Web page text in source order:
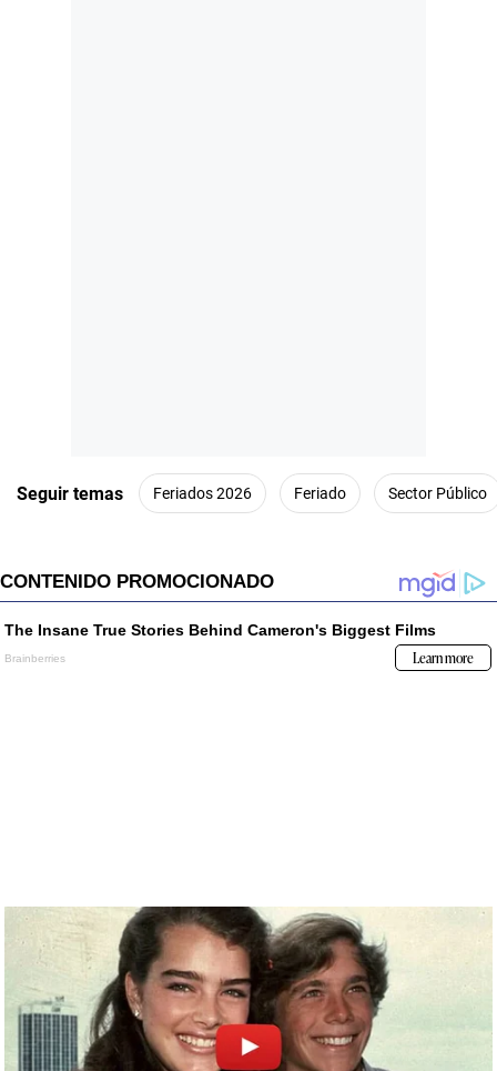
Seguir temas Feriados 2026 Feriado Sector Público